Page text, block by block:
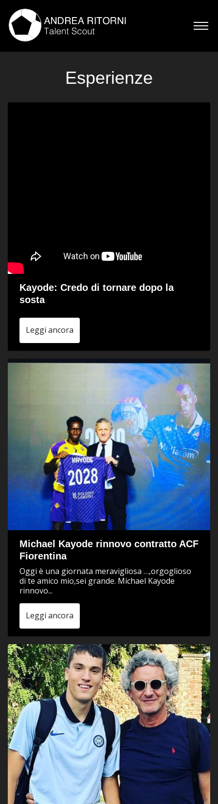
Esperienze
Kayode: Credo di tornare dopo la
sosta
Leggi ancora
Michael Kayode rinnovo contratto ACF
Fiorentina
Oggi è una giornata meravigliosa …,orgoglioso
di te amico mio,sei grande. Michael Kayode
rinnovo...
Leggi ancora